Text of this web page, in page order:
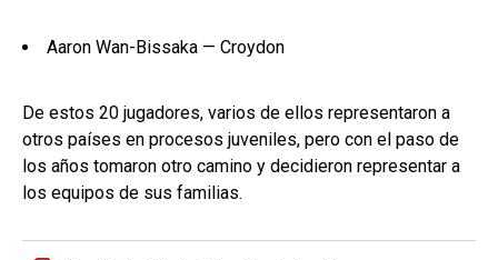
Aaron Wan-Bissaka — Croydon
De estos 20 jugadores, varios de ellos representaron a
otros países en procesos juveniles, pero con el paso de
los años tomaron otro camino y decidieron representar a
los equipos de sus familias.